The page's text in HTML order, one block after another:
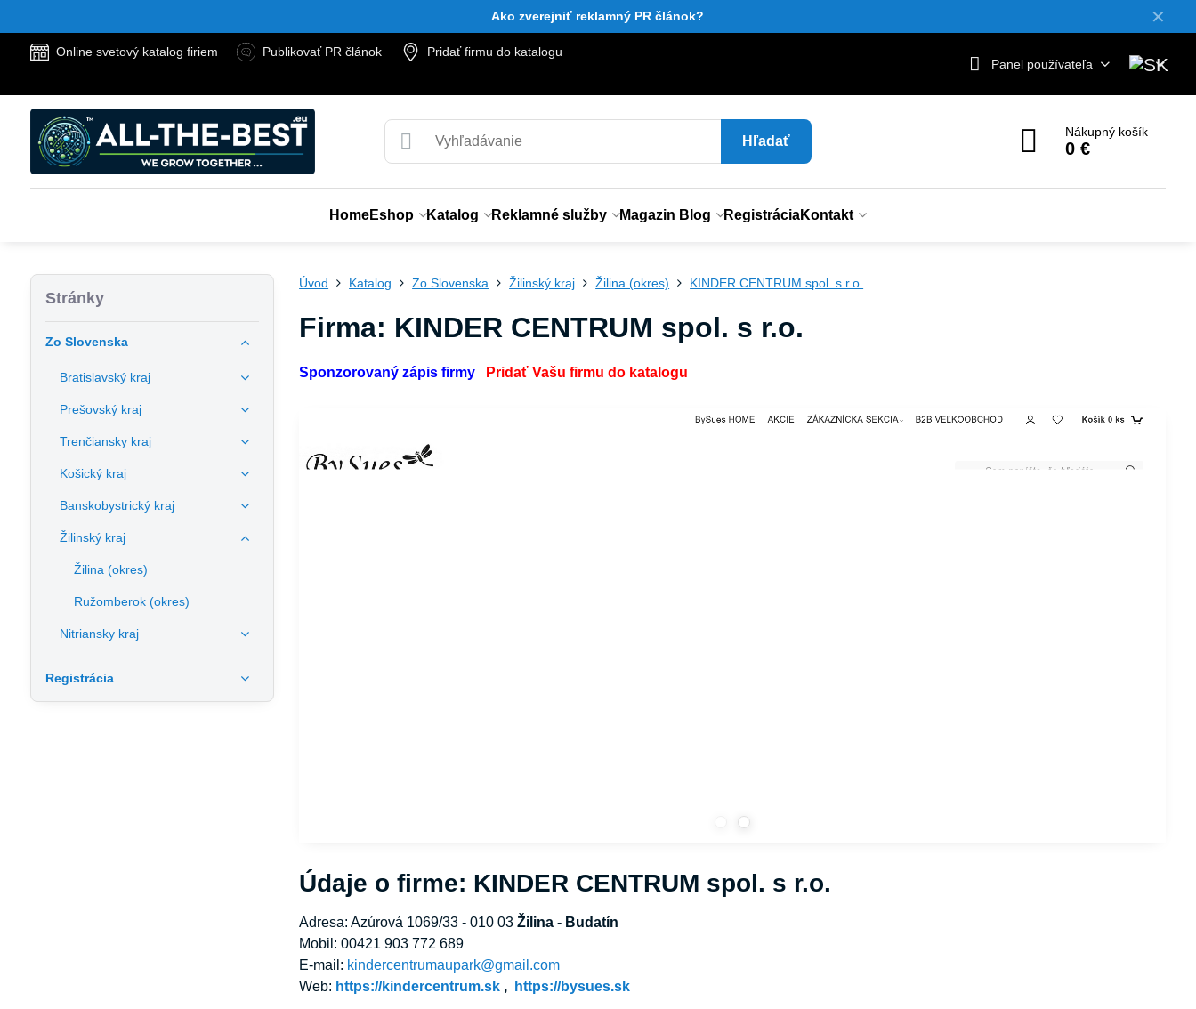
✕
Ako zverejniť reklamný PR článok?
Online svetový katalog firiem Publikovať PR článok
Pridať firmu do katalogu
Panel používateľa
Hľadať
Nákupný košík
0 €
HomeEshop Katalog Reklamné služby Magazin Blog RegistráciaKontakt
Úvod Katalog Zo Slovenska Žilinský kraj Žilina (okres) KINDER CENTRUM spol. s r.o.
Firma: KINDER CENTRUM spol. s r.o.
Sponzorovaný zápis firmy Pridať Vašu firmu do katalogu
Údaje o firme: KINDER CENTRUM spol. s r.o.
Adresa: Azúrová 1069/33 - 010 03Žilina - Budatín
Mobil: 00421 903 772 689
E-mail: kindercentrumaupark@gmail.com
Web: https://kindercentrum.sk , https://bysues.sk
Stránky
Zo Slovenska
Bratislavský kraj
Prešovský kraj
Trenčiansky kraj
Košický kraj
Banskobystrický kraj
Žilinský kraj
Žilina (okres)
Ružomberok (okres)
Nitriansky kraj
Registrácia